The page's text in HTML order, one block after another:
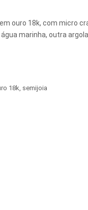
ouro 18k, com micro
marinha, outra
18k, semijoia